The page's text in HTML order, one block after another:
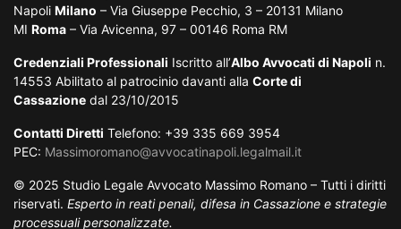
Napoli Milano – Via Giuseppe Pecchio, 3 – 20131 Milano
MI Roma – Via Avicenna, 97 – 00146 Roma RM
Credenziali Professionali Iscritto all’Albo Avvocati di Napoli n.
14553 Abilitato al patrocinio davanti alla Corte di
Cassazione dal 23/10/2015
Contatti Diretti Telefono: +39 335 669 3954
PEC: Massimoromano@avvocatinapoli.legalmail.it
© 2025 Studio Legale Avvocato Massimo Romano – Tutti i diritti
riservati. Esperto in reati penali, difesa in Cassazione e strategie
processuali personalizzate.